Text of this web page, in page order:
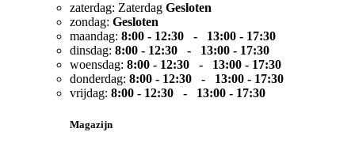
zaterdag: Zaterdag Gesloten
zondag: Gesloten
maandag: 8:00 - 12:30 - 13:00 - 17:30
dinsdag: 8:00 - 12:30 - 13:00 - 17:30
woensdag: 8:00 - 12:30 - 13:00 - 17:30
donderdag: 8:00 - 12:30 - 13:00 - 17:30
vrijdag: 8:00 - 12:30 - 13:00 - 17:30
Magazijn